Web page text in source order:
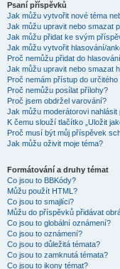
Psaní příspěvků
Jak můžu vytvořit nové téma
Jak můžu upravit nebo smazat
Jak můžu přidat ke svým
Jak můžu vytvořit hlasování/
Proč nemůžu přidat do
Jak můžu upravit nebo smazat
Proč nemám přístup do určitého
Proč nemůžu posílat přílohy?
Proč jsem obdržel varování?
Jak můžu moderátorovi
K čemu slouží tlačítko „Uložit
Proč musí být můj příspěvek
Jak můžu oživit moje téma?
Formátování a druhy témat
Co jsou to BBKódy?
Můžu použít HTML?
Co jsou to smajlíci?
Můžu do příspěvků přidávat
Co jsou to globální oznámení?
Co jsou to oznámení?
Co jsou to důležitá témata?
Co jsou to zamknutá témata?
Co jsou to ikony témat?